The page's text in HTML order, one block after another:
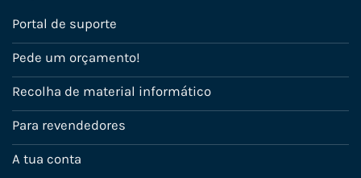
Portal de suporte
Pede um orçamento!
Recolha de material informático
Para revendedores
A tua conta